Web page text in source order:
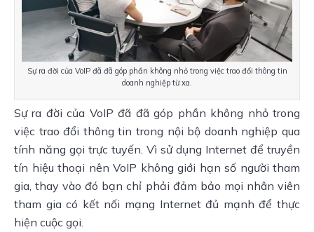
Sự ra đời của VoIP đã đã góp phần không nhỏ trong việc trao đổi thông tin
doanh nghiệp từ xa.
Sự ra đời của VoIP đã đã góp phần không nhỏ trong
việc trao đổi thông tin trong nội bộ doanh nghiệp qua
tính năng gọi trực tuyến. Vì sử dụng Internet để truyền
tín hiệu thoại nên VoIP không giới hạn số người tham
gia, thay vào đó bạn chỉ phải đảm bảo mọi nhân viên
tham gia có kết nối mạng Internet đủ mạnh để thực
hiện cuộc gọi.